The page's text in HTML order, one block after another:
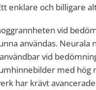
enklare och billigare
vid
användas.
vid
med hög
har krävt